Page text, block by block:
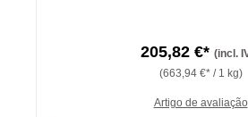
205,82 €* (incl.
(663,94 €* / 1 kg)
Artigo de avaliação